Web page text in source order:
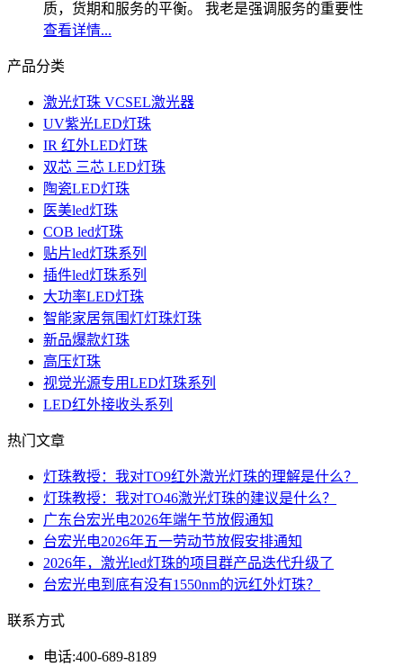
质，货期和服务的平衡。 我老是强调服务的重要性
查看详情...
产品分类
激光灯珠 VCSEL激光器
UV紫光LED灯珠
IR 红外LED灯珠
双芯 三芯 LED灯珠
陶瓷LED灯珠
医美led灯珠
COB led灯珠
贴片led灯珠系列
插件led灯珠系列
大功率LED灯珠
智能家居氛围灯灯珠灯珠
新品爆款灯珠
高压灯珠
视觉光源专用LED灯珠系列
LED红外接收头系列
热门文章
灯珠教授：我对TO9红外激光灯珠的理解是什么？
灯珠教授：我对TO46激光灯珠的建议是什么？
广东台宏光电2026年端午节放假通知
台宏光电2026年五一劳动节放假安排通知
2026年，激光led灯珠的项目群产品迭代升级了
台宏光电到底有没有1550nm的远红外灯珠？
联系方式
电话:400-689-8189